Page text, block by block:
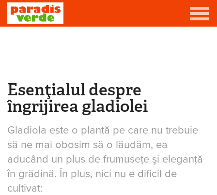
Viță-de-vie
Casă
Producători de vin
Promovează afacerea ta
Contact
Eşti aici
Esenţialul despre
îngrijirea gladiolei
Gladiola este o plantă pe care nu trebuie
să ne mai obosim să o lăudăm, ea
aducând un plus de frumuseţe şi eleganţă
în grădină. În plus, nici nu e dificil de
cultivat: